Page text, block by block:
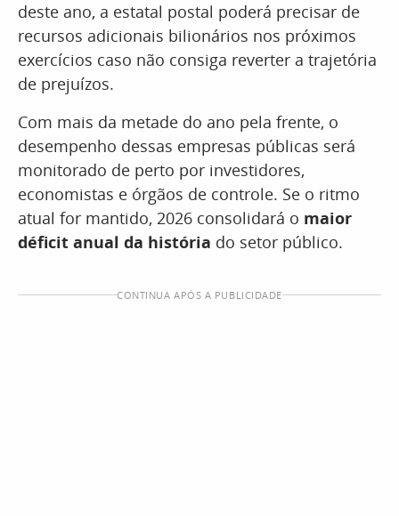
deste ano, a estatal postal poderá precisar de
recursos adicionais bilionários nos próximos
exercícios caso não consiga reverter a trajetória
de prejuízos.
Com mais da metade do ano pela frente, o
desempenho dessas empresas públicas será
monitorado de perto por investidores,
economistas e órgãos de controle. Se o ritmo
atual for mantido, 2026 consolidará o maior
déficit anual da história do setor público.
CONTINUA APÓS A PUBLICIDADE